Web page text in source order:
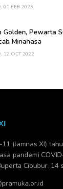
01 FEB 2023
Golden, Pewarta
Minahasa
12 OCT 2022
(Jamnas XI)
pandemi
Cibubur, 14